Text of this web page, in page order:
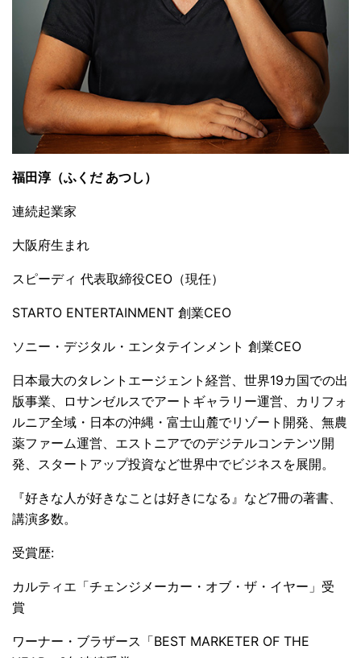
福田淳（ふくだ あつし）
連続起業家
大阪府生まれ
スピーディ 代表取締役CEO（現任）
STARTO ENTERTAINMENT 創業CEO
ソニー・デジタル・エンタテインメント 創業CEO
日本最大のタレントエージェント経営、世界19カ国での出
版事業、ロサンゼルスでアートギャラリー運営、カリフォ
ルニア全域・日本の沖縄・富士山麓でリゾート開発、無農
薬ファーム運営、エストニアでのデジテルコンテンツ開
発、スタートアップ投資など世界中でビジネスを展開。
『好きな人が好きなことは好きになる』など7冊の著書、
講演多数。
受賞歴:
カルティエ「チェンジメーカー・オブ・ザ・イヤー」受
賞
ワーナー・ブラザース「BEST MARKETER OF THE